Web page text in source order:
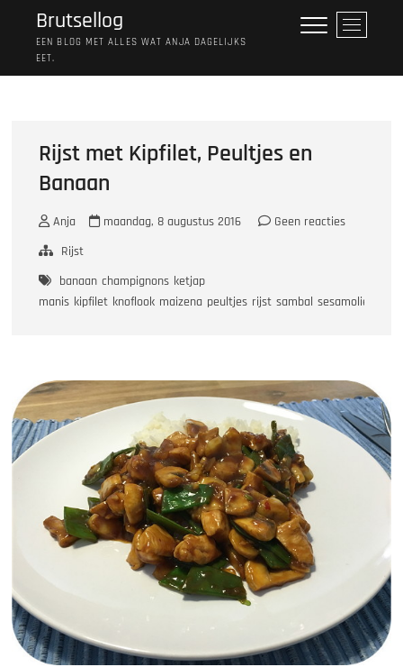
Brutsellog
EEN BLOG MET ALLES WAT ANJA DAGELIJKS
EET.
M
e
Rijst met Kipfilet, Peultjes en
Banaan
Anja maandag, 8 augustus 2016
Geen reacties
Rijst
banaan champignons ketjap
manis kipfilet knoflook maizena peultjes rijst sambal sesamolie